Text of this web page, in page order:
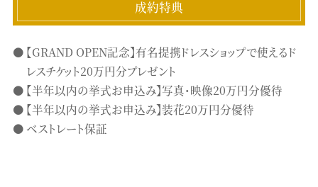
成約特典
【GRAND OPEN記念】有名提携ドレスショップで使えるド
レスチケット20万円分プレゼント
【半年以内の挙式お申込み】写真・映像20万円分優待
【半年以内の挙式お申込み】装花20万円分優待
ベストレート保証